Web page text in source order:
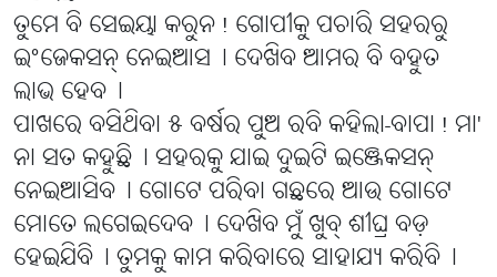
ତୁମେ ବି ସେଇୟା କରୁନ! ଗୋପୀକୁ ପଚାରି ସହରରୁ
ଇଂଜେକସନ୍ ନେଇଆସ୤ ଦେଖିବ ଆମର ବି ବହୁତ
ଲାଭ ହେବ୤
ପାଖରେ ବସିଥିବା ୫ ବର୍ଷର ପୁଅ ରବି କହିଲା-ବାପା! ମା'
ନା ସତ କହୁଛି୤ ସହରକୁ ଯାଇ ଦୁଇଟି ଇଞ୍ଜେକସନ୍
ନେଇଆସିବ୤ ଗୋଟେ ପରିବା ଗଛରେ ଆଉ ଗୋଟେ
ମୋତେ ଲଗେଇଦେବ୤ ଦେଖିବ ମୁଁ ଖୁବ୍ ଶୀଘ୍ର ବଡ଼
ହେଇଯିବି୤ ତୁମକୁ କାମ କରିବାରେ ସାହାଯ୍ୟ କରିବି୤